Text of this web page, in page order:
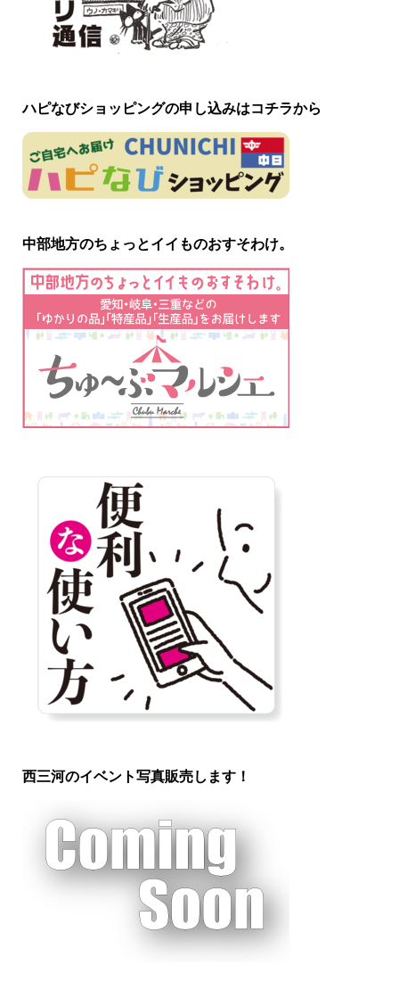
ハピなびショッピングの申し込みはコチラから
中部地方のちょっとイイものおすそわけ。
西三河のイベント写真販売します！